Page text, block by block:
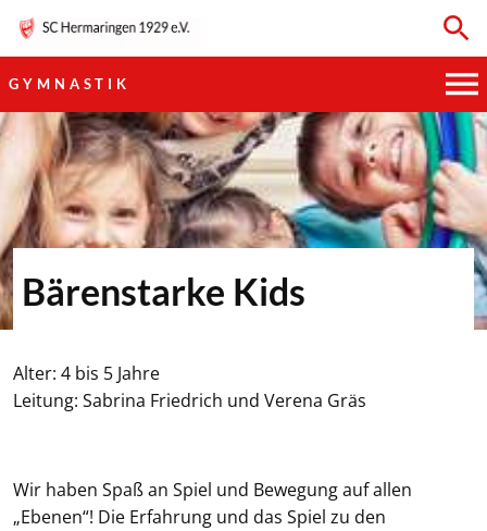
GYMNASTIK
HAUPTVEREIN
SPORTKEGELN
FUSSBALL
GYMNASTIK
TISCHTENNIS
Bärenstarke Kids
Alter: 4 bis 5 Jahre
Leitung: Sabrina Friedrich und Verena Gräs
Wir haben Spaß an Spiel und Bewegung auf allen
„Ebenen“! Die Erfahrung und das Spiel zu den